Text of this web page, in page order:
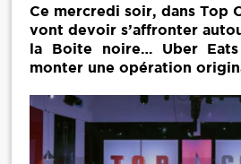
Ce mercredi soir, dans Top
vont devoir s’affronter
la Boite noire… Uber
monter une opération